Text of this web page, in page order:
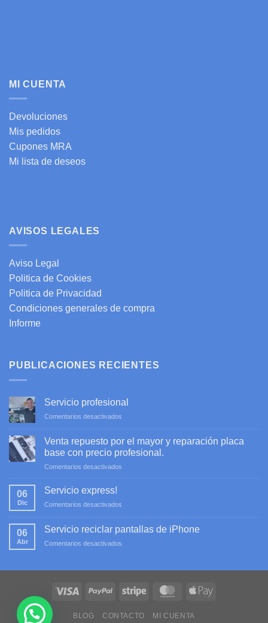
MI CUENTA
Devoluciones
Mis pedidos
Cupones MRA
Mi lista de deseos
AVISOS LEGALES
Aviso Legal
Politica de Cookies
Politica de Privacidad
Condiciones generales de compra
Informe
PUBLICACIONES RECIENTES
Servicio profesional
Comentarios desactivados
profesional
Venta repuesto por el mayor y reparación placa
base con precio profesional.
Comentarios desactivados
y
profesional.
06
Dic
Servicio express!
Comentarios desactivados
express!
06
Abr
Servicio reciclar pantallas de iPhone
Comentarios desactivados
iPhone
BLOG CONTACTO MI CUENTA